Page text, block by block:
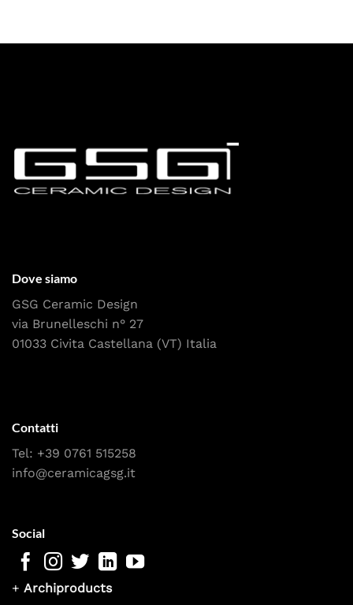
Dove siamo
GSG Ceramic Design
via Brunelleschi n° 27
01033 Civita Castellana (VT) Italia
Contatti
Tel: +39 0761 515258
info@ceramicagsg.it
Social
+ Archiproducts